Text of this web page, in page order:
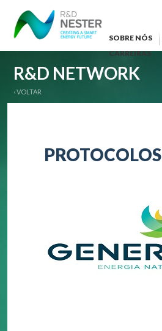
SOBRE NÓS
CARREIRAS
R&D NETWORK
‹ VOLTAR
PROTOCOLOS